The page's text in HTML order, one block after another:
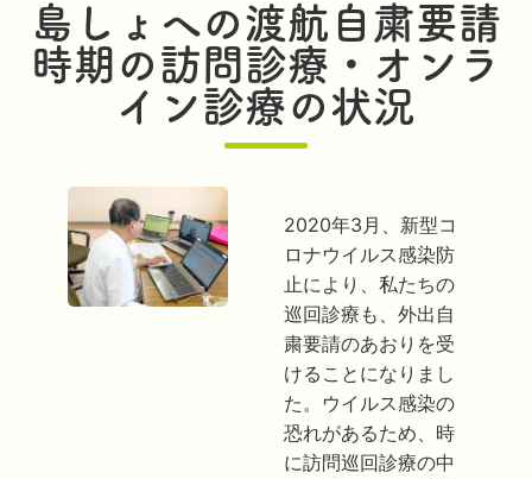
島しょへの渡航自粛要請
時期の訪問診療・オンラ
イン診療の状況
2020年3月、新型コ
ロナウイルス感染防
止により、私たちの
巡回診療も、外出自
粛要請のあおりを受
けることになりまし
た。ウイルス感染の
恐れがあるため、時
に訪問巡回診療の中